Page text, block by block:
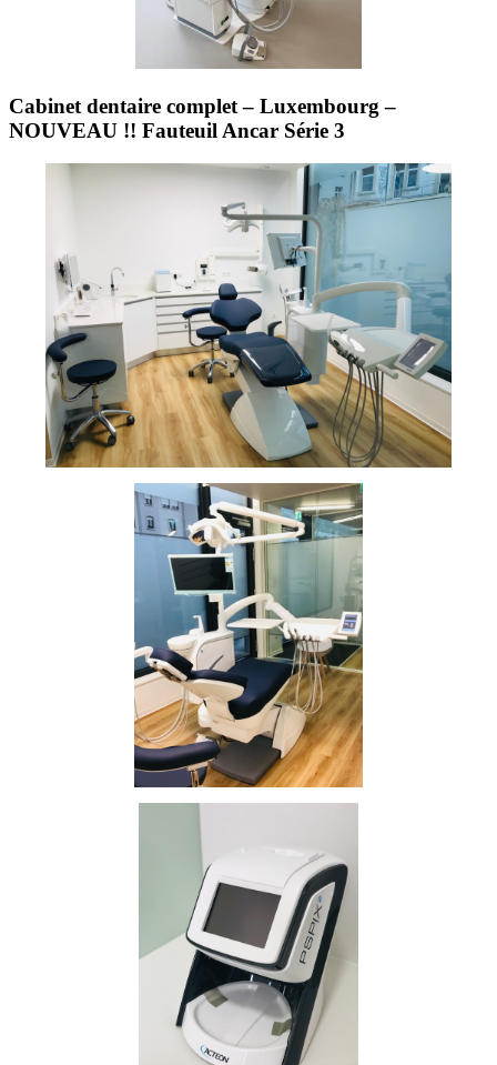
Cabinet dentaire complet – Luxembourg –
NOUVEAU !! Fauteuil Ancar Série 3